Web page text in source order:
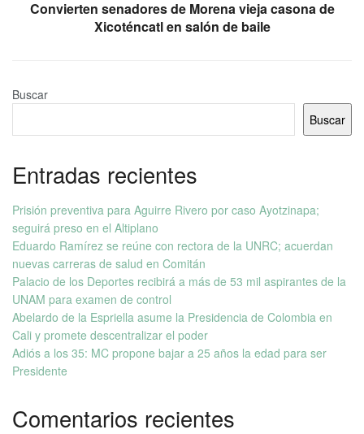
Convierten senadores de Morena vieja casona de
Xicoténcatl en salón de baile
Buscar
Buscar
Entradas recientes
Prisión preventiva para Aguirre Rivero por caso Ayotzinapa;
seguirá preso en el Altiplano
Eduardo Ramírez se reúne con rectora de la UNRC; acuerdan
nuevas carreras de salud en Comitán
Palacio de los Deportes recibirá a más de 53 mil aspirantes de la
UNAM para examen de control
Abelardo de la Espriella asume la Presidencia de Colombia en
Cali y promete descentralizar el poder
Adiós a los 35: MC propone bajar a 25 años la edad para ser
Presidente
Comentarios recientes